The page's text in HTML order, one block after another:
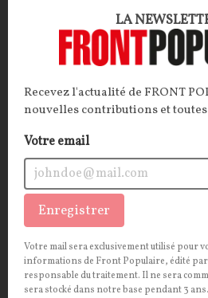
La Rédaction
OPINIONS POLITIQUE
L’accord Etats-Unis-Iran
LA
Recevez l'actualité de FRONT
nouvelles contributions et
Votre email
Enregistrer
Votre mail sera exclusivement utilisé pour
informations de Front Populaire, édité
responsable du traitement. Il ne sera
sera stocké dans notre base pendant 3